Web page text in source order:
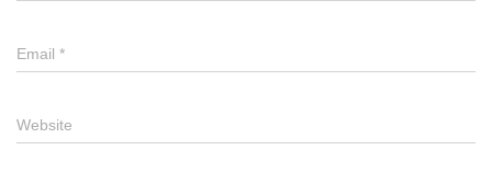
Email *
Website